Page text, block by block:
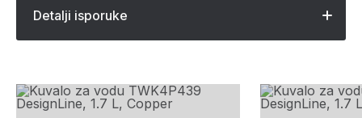
Detalji isporuke